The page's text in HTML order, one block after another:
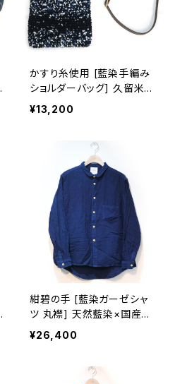
かすり糸使用 [藍染手編み
ショルダーバッグ] 久留米絣
藍染 池田絣工房
¥13,200
紺碧の手 [藍染ガーゼシャ
ツ 丸襟] 天然藍染×国産ガ
ーゼ M・L ※職人手染め
¥26,400